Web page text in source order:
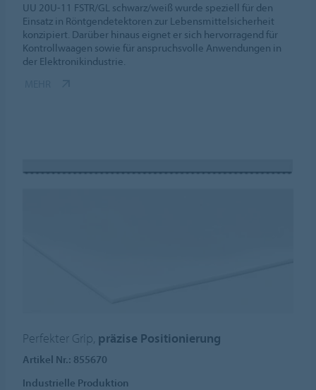
UU 20U-11 FSTR/GL schwarz/weiß wurde speziell für den
Einsatz in Röntgendetektoren zur Lebensmittelsicherheit
konzipiert. Darüber hinaus eignet er sich hervorragend für
Kontrollwaagen sowie für anspruchsvolle Anwendungen in
der Elektronikindustrie.
Perfekter Grip, präzise Positionierung
Artikel Nr.: 855670
Industrielle Produktion